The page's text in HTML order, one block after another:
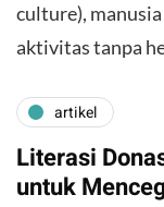
culture),
aktivitas tanpa
artikel
Literasi
untuk